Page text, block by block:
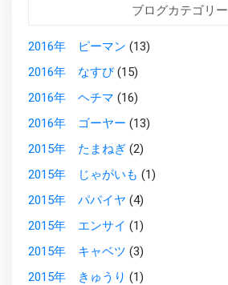
ブログカテゴリー
2016年 ピーマン (13)
2016年 なすび(15)
2016年 ヘチマ (16)
2016年 ゴーヤー (13)
2015年 たまねぎ (2)
2015年 じゃがいも (1)
2015年 パパイヤ (4)
2015年 エンサイ (1)
2015年 キャベツ (3)
2015年 きゅうり (1)